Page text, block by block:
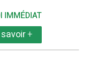
IMMÉDIAT
+